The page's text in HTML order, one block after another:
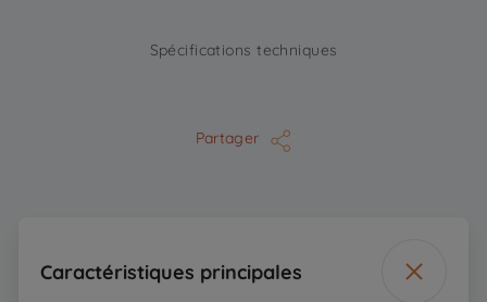
Spécifications techniques
Partager
Caractéristiques principales